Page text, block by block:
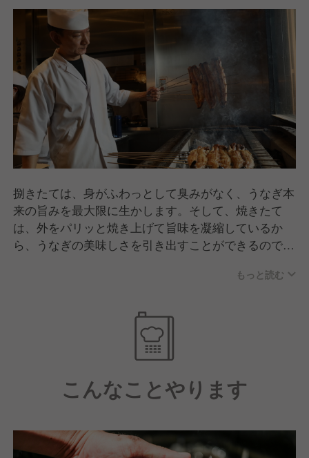
捌きたては、身がふわっとして臭みがなく、うなぎ本
来の旨みを最大限に生かします。そして、焼きたて
は、外をパリッと焼き上げて旨味を凝縮しているか
ら、うなぎの美味しさを引き出すことができるので
を、お客様の目の前で調理し、最高鮮度の出来たてを
あがっていただくために、大きさも太さも厳選したも
のだけを使いたい。創業から90年を超える老舗卸問屋
の、数々のうなぎ料理の名店にうなぎを卸す、素材に
こだわる目利きの力で、素材を選びます。老舗卸問屋
が運営する「うなぎ四代目菊川」だから出来る、常に
妥協しない徹底した素材選びで、蒲焼に最も適したう
食感から逆算して、一般的に使われるうなぎよりもひ
と回り大きなこのうなぎは、皮目を香ばしく焼き上げ
もっと読む
こんなことやります